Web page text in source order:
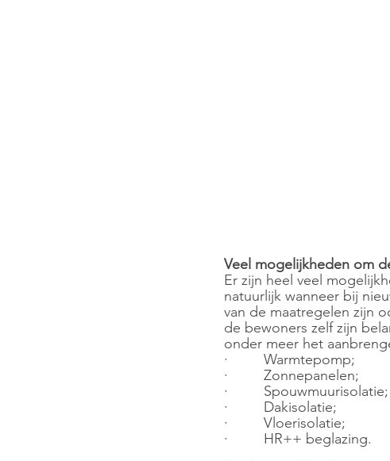
Veel mogelijkheden om
Er zijn heel veel
natuurlijk wanneer bij
van de maatregelen zijn
de bewoners zelf zijn
onder meer het
·         Warmtepomp;
·         Zonnepanelen;
·         Spouwmuurisolatie;
·         Dakisolatie;
·         Vloerisolatie;
·         HR++ beglazing.